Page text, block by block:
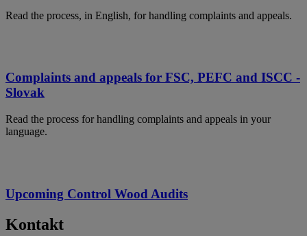
Read the process, in English, for handling complaints and appeals.
Complaints and appeals for FSC, PEFC and ISCC -
Slovak
Read the process for handling complaints and appeals in your
language.
Upcoming Control Wood Audits
Kontakt